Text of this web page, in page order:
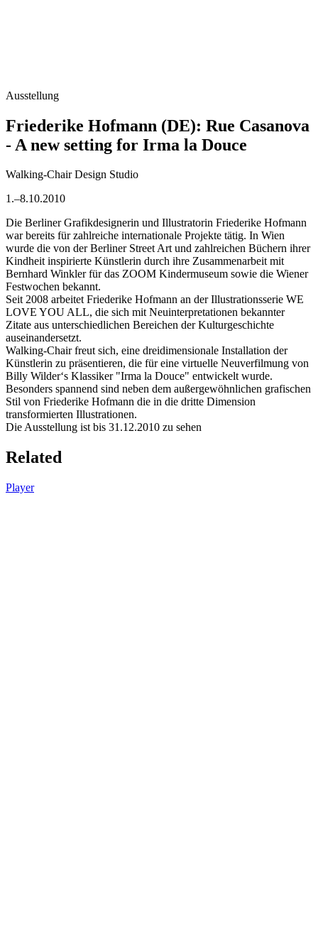
Ausstellung
Friederike Hofmann (DE): Rue Casanova
- A new setting for Irma la Douce
Walking-Chair Design Studio
1.–8.10.2010
Die Berliner Grafikdesignerin und Illustratorin Friederike Hofmann
war bereits für zahlreiche internationale Projekte tätig. In Wien
wurde die von der Berliner Street Art und zahlreichen Büchern ihrer
Kindheit inspirierte Künstlerin durch ihre Zusammenarbeit mit
Bernhard Winkler für das ZOOM Kindermuseum sowie die Wiener
Festwochen bekannt.
Seit 2008 arbeitet Friederike Hofmann an der Illustrationsserie WE
LOVE YOU ALL, die sich mit Neuinterpretationen bekannter
Zitate aus unterschiedlichen Bereichen der Kulturgeschichte
auseinandersetzt.
Walking-Chair freut sich, eine dreidimensionale Installation der
Künstlerin zu präsentieren, die für eine virtuelle Neuverfilmung von
Billy Wilder‘s Klassiker "Irma la Douce" entwickelt wurde.
Besonders spannend sind neben dem außergewöhnlichen grafischen
Stil von Friederike Hofmann die in die dritte Dimension
transformierten Illustrationen.
Die Ausstellung ist bis 31.12.2010 zu sehen
Related
Player